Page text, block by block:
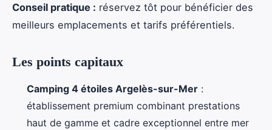
Conseil pratique : réservez tôt pour bénéficier des
meilleurs emplacements et tarifs préférentiels.
Les points capitaux
Camping 4 étoiles Argelès-sur-Mer :
établissement premium combinant prestations
haut de gamme et cadre exceptionnel entre mer